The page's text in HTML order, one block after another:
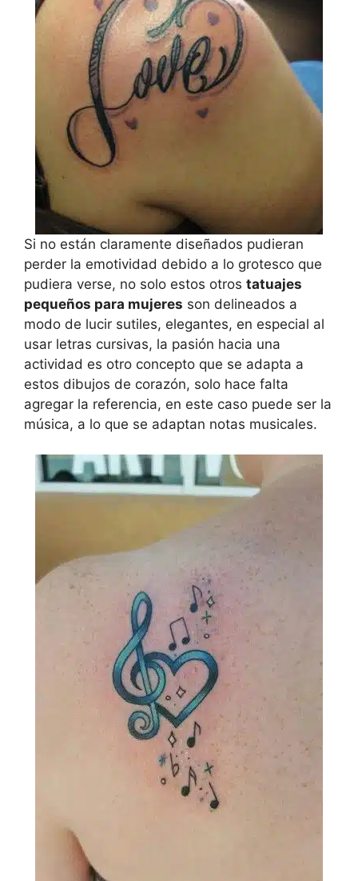
Si no están claramente diseñados pudieran
perder la emotividad debido a lo grotesco que
pudiera verse, no solo estos otros tatuajes
pequeños para mujeres son delineados a
modo de lucir sutiles, elegantes, en especial al
usar letras cursivas, la pasión hacia una
actividad es otro concepto que se adapta a
estos dibujos de corazón, solo hace falta
agregar la referencia, en este caso puede ser la
música, a lo que se adaptan notas musicales.